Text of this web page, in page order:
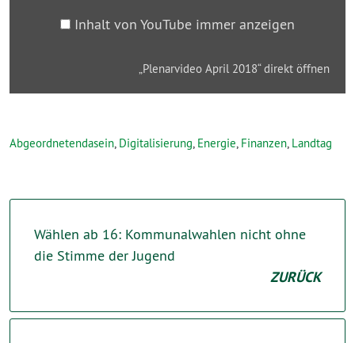
Inhalt von YouTube immer anzeigen
„Plenarvideo April 2018“ direkt öffnen
Abgeordnetendasein, Digitalisierung, Energie, Finanzen, Landtag
Wählen ab 16: Kommunalwahlen nicht ohne
die Stimme der Jugend
ZURÜCK